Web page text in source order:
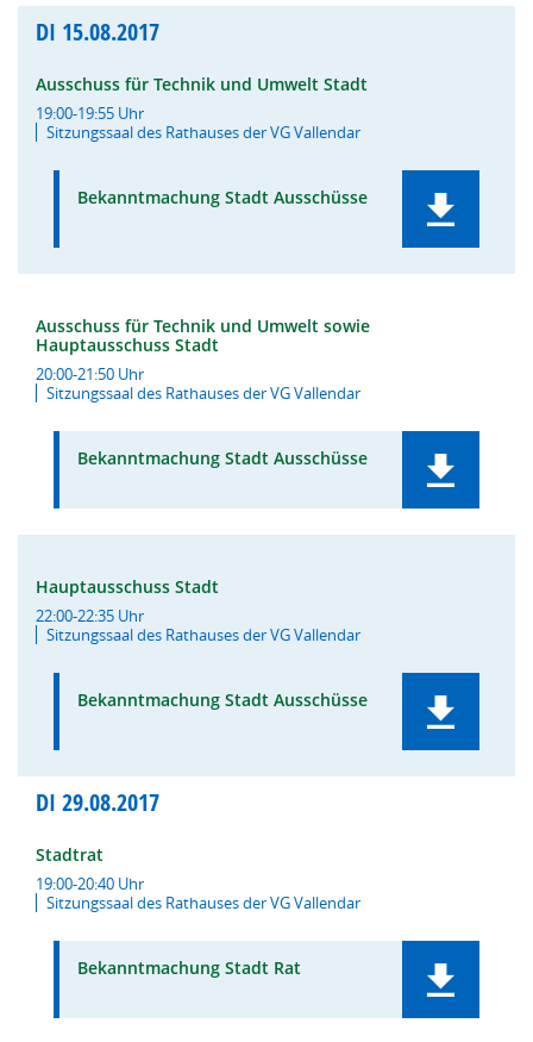
DI 15.08.2017
Ausschuss für Technik und Umwelt Stadt
19:00-19:55 Uhr
Sitzungssaal des Rathauses der VG Vallendar
Bekanntmachung Stadt Ausschüsse
Ausschuss für Technik und Umwelt sowie
Hauptausschuss Stadt
20:00-21:50 Uhr
Sitzungssaal des Rathauses der VG Vallendar
Bekanntmachung Stadt Ausschüsse
Hauptausschuss Stadt
22:00-22:35 Uhr
Sitzungssaal des Rathauses der VG Vallendar
Bekanntmachung Stadt Ausschüsse
DI 29.08.2017
Stadtrat
19:00-20:40 Uhr
Sitzungssaal des Rathauses der VG Vallendar
Bekanntmachung Stadt Rat